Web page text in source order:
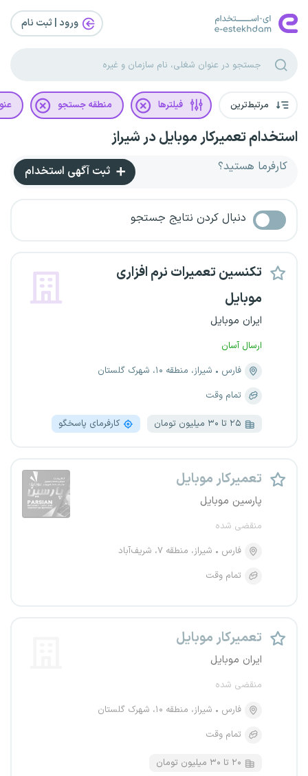
ورود | ثبت‌ نام
مرتبط‌ترین فیلترها منطقه جستجو
استخدام تعمیرکار موبایل در شیراز
کارفرما هستید؟ ثبت آگهی استخدام
دنبال کردن نتایج جستجو
تکنسین تعمیرات نرم افزاری
موبایل
ایران موبایل
ارسال آسان
فارس
شیراز، منطقه ۱۰، شهرک گلستان
تمام وقت
۲۵ تا ۳۰ میلیون تومان کارفرمای پاسخگو
تعمیرکار موبایل
پارسین موبایل
منقضی شده
فارس
شیراز، منطقه ۷، شریف‌آباد
تمام وقت
تعمیرکار موبایل
ایران موبایل
منقضی شده
فارس
شیراز، منطقه ۱۰، شهرک گلستان
تمام وقت
۲۰ تا ۳۰ میلیون تومان